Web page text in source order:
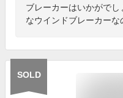
ブレーカーはいかがで
なウインドブレーカーな
SOLD